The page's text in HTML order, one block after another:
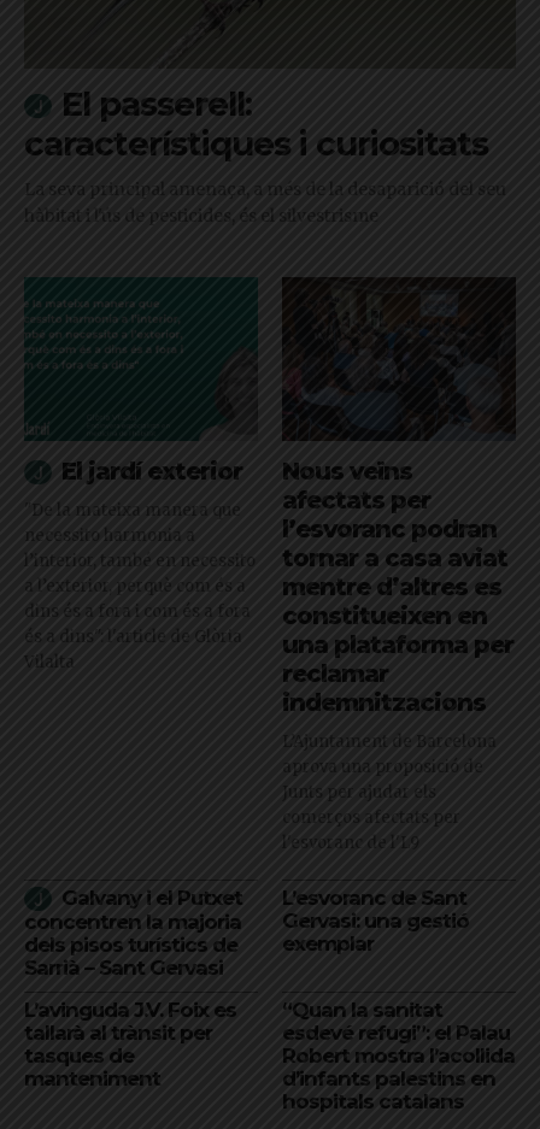
El passerell:
característiques i curiositats
La seva principal amenaça, a més de la desaparició del seu
hàbitat i l'ús de pesticides, és el silvestrisme
El jardí exterior
"De la mateixa manera que
necessito harmonia a
l’interior, també en necessito
a l’exterior, perquè com és a
dins és a fora i com és a fora
és a dins": l'article de Glòria
Vilalta
Nous veïns
afectats per
l’esvoranc podran
tornar a casa aviat
mentre d’altres es
constitueixen en
una plataforma per
reclamar
indemnitzacions
L’Ajuntament de Barcelona
aprova una proposició de
Junts per ajudar els
comerços afectats per
l'esvoranc de l'L9
Galvany i el Putxet
concentren la majoria
dels pisos turístics de
Sarrià – Sant Gervasi
L’esvoranc de Sant
Gervasi: una gestió
exemplar
L’avinguda J.V. Foix es
tallarà al trànsit per
tasques de
manteniment
“Quan la sanitat
esdevé refugi”: el Palau
Robert mostra l’acollida
d’infants palestins en
hospitals catalans